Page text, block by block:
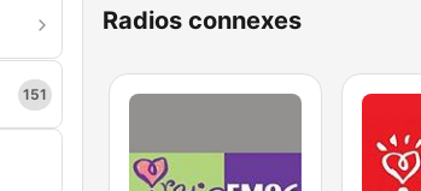
151
Radios connexes